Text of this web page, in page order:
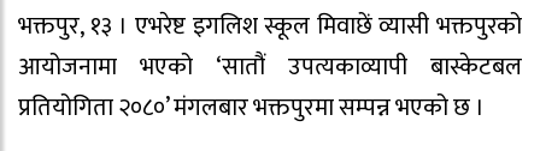
भक्तपुर, १३ । एभरेष्ट इगलिश स्कूल मिवाछें व्यासी भक्तपुरको
आयोजनामा भएको ‘सातौं उपत्यकाव्यापी बास्केटबल
प्रतियोगिता २०८०’ मंगलबार भक्तपुरमा सम्पन्न भएको छ ।